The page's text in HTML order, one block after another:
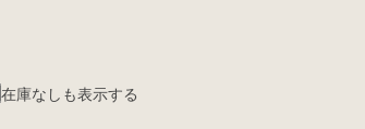
商品検索
在庫なしも表示する